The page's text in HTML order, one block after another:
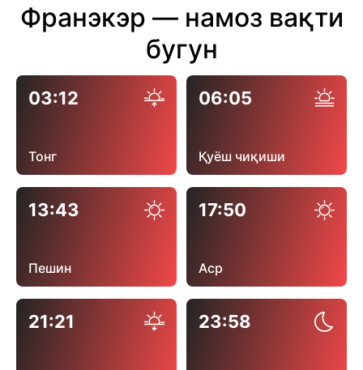
Франэкэр — намоз вақти
бугун
03:12
Тонг
06:05
Қуёш чиқиши
13:43
Пешин
17:50
Аср
21:21 23:58